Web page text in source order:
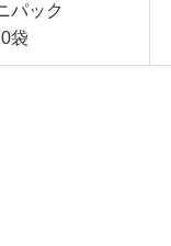
パック
袋